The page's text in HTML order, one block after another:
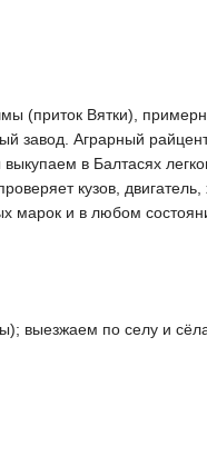
(приток Вятки),
Аграрный
в Балтасях
кузов,
марок и в любом
выезжаем по селу и